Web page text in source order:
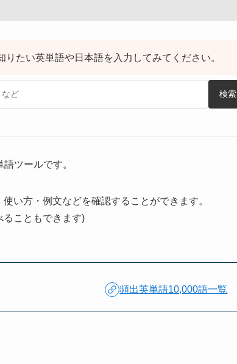
りたい英単語や日本語を入力してみてください。
検索
ツールです。
い方・例文などを確認することができます。
ることもできます)
頻出英単語10,000語一覧